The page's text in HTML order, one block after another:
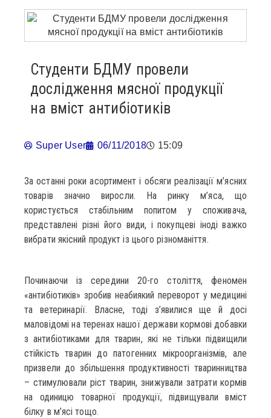
Студенти БДМУ провели
дослідження мясної продукції
на вміст антибіотиків
Super User 06/11/2018 15:09
За останні роки асортимент і обсяги реалізації м’ясних
товарів значно виросли. На ринку м’яса, що
користується стабільним попитом у споживача,
представлені різні його види, і покупцеві іноді важко
вибрати якісний продукт із цього різноманіття.
Починаючи із середини 20-го століття, феномен
«антибіотиків» зробив неабиякий переворот у медицині
та ветеринарії. Власне, тоді з’явилися ще й досі
маловідомі на теренах нашої держави кормові добавки
з антибіотиками для тварин, які не тільки підвищили
стійкість тварин до патогенних мікроорганізмів, але
призвели до збільшення продуктивності тваринництва
– стимулювали ріст тварин, знижували затрати кормів
на одиницю товарної продукції, підвищували вміст
білку в м’ясі тощо.